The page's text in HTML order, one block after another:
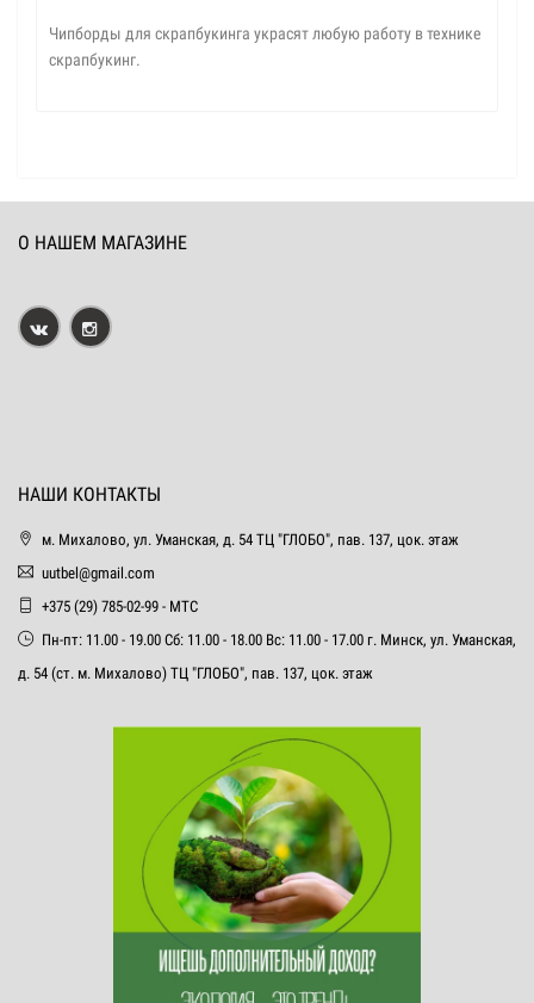
Чипборды для скрапбукинга украсят любую работу в технике
скрапбукинг.
О НАШЕМ МАГАЗИНЕ
НАШИ КОНТАКТЫ
м. Михалово, ул. Уманская, д. 54 ТЦ "ГЛОБО", пав. 137, цок. этаж
uutbel@gmail.com
+375 (29) 785-02-99 - МТС
Пн-пт: 11.00 - 19.00 Сб: 11.00 - 18.00 Вс: 11.00 - 17.00 г. Минск, ул. Уманская,
д. 54 (ст. м. Михалово) ТЦ "ГЛОБО", пав. 137, цок. этаж